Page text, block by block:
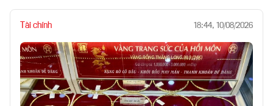
Tài chính 18:44, 10/08/2026